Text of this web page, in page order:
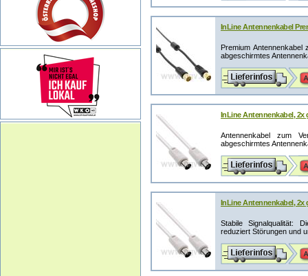
InLine Antennenkabel
Premium
abgeschirmtes
InLine Antennenkabel, 2x
Antennenkabel zum
abgeschirmtes
InLine Antennenkabel, 2x
Stabile Signalqualität:
reduziert Störungen und